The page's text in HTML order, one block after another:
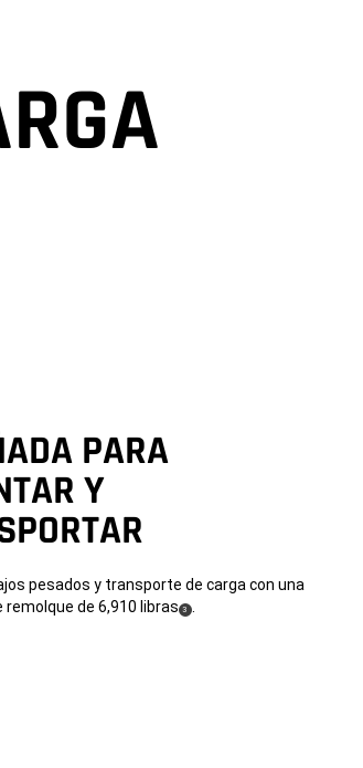
PARA
Y
pesados y transporte de carga con una
remolque de 6,910 libras (3) .